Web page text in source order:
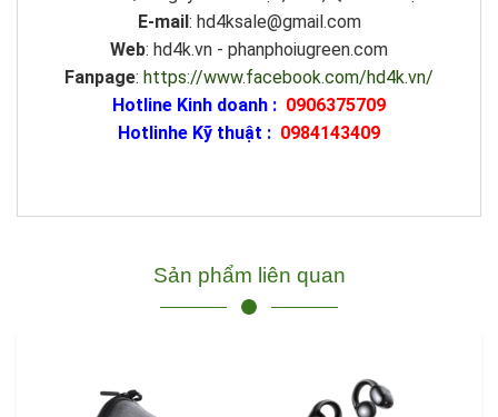
E-mail: hd4ksale@gmail.com
Web: hd4k.vn - phanphoiugreen.com
Fanpage: https://www.facebook.com/hd4k.vn/
Hotline Kinh doanh : 0906375709
Hotlinhe Kỹ thuật : 0984143409
Sản phẩm liên quan